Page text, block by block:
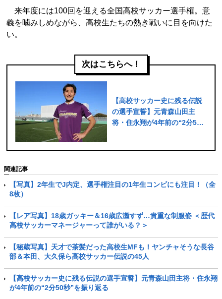
来年度には100回を迎える全国高校サッカー選手権。意
義を噛みしめながら、高校生たちの熱き戦いに目を向けた
い。
次はこちらへ！
【高校サッカー史に残る伝説
の選手宣誓】元青森山田主
将・住永翔が4年前の“2分50
関連記事
【写真】2年生でJ内定、選手権注目の1年生コンビにも注目！（全
8枚）
【レア写真】18歳ガッキー＆16歳広瀬すず…貴重な制服姿 ＜歴代
高校サッカーマネージャーって誰がいる？＞
【秘蔵写真】天才で茶髪だった高校生MFも！ヤンチャそうな長谷
部＆本田、大久保ら高校サッカー伝説の45人
【高校サッカー史に残る伝説の選手宣誓】元青森山田主将・住永翔
が4年前の“2分50秒”を振り返る